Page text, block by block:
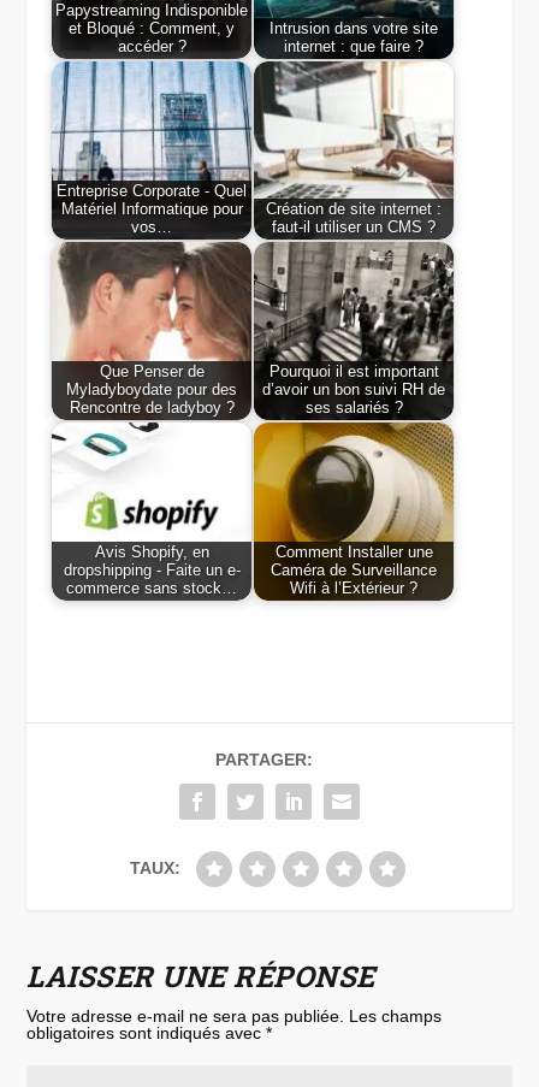
Papystreaming Indisponible
et Bloqué : Comment, y
accéder ?
Intrusion dans votre site
internet : que faire ?
Entreprise Corporate - Quel
Matériel Informatique pour
vos…
Création de site internet :
faut-il utiliser un CMS ?
Que Penser de
Myladyboydate pour des
Rencontre de ladyboy ?
Pourquoi il est important
d’avoir un bon suivi RH de
ses salariés ?
Avis Shopify, en
dropshipping - Faite un e-
commerce sans stock…
Comment Installer une
Caméra de Surveillance
Wifi à l’Extérieur ?
PARTAGER:
TAUX:
LAISSER UNE RÉPONSE
Votre adresse e-mail ne sera pas publiée. Les champs
obligatoires sont indiqués avec*